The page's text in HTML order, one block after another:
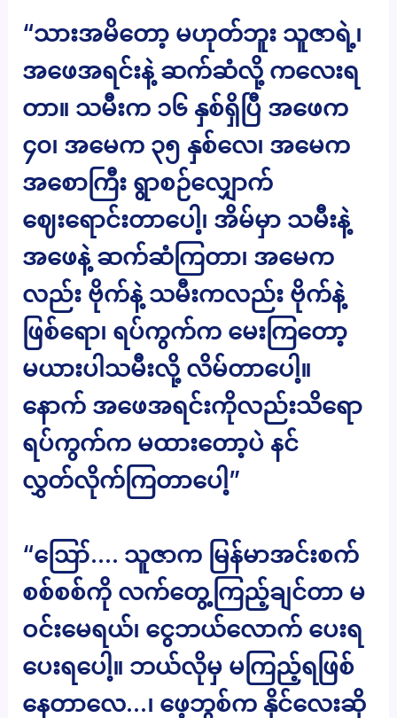
“သားအမိတော့ မဟုတ်ဘူး သူဇာရဲ့၊
အဖေအရင်းနဲ့ ဆက်ဆံလို့ ကလေးရ
တာ။ သမီးက ၁၆ နှစ်ရှိပြီ အဖေက
၄၀၊ အမေက ၃၅ နှစ်လေ၊ အမေက
အစောကြီး ရွာစဉ်လျှောက်
ဈေးရောင်းတာပေါ့၊ အိမ်မှာ သမီးနဲ့
အဖေနဲ့ ဆက်ဆံကြတာ၊ အမေက
လည်း ဗိုက်နဲ့ သမီးကလည်း ဗိုက်နဲ့
ဖြစ်ရော၊ ရပ်ကွက်က မေးကြတော့
မယားပါသမီးလို့ လိမ်တာပေါ့။
နောက် အဖေအရင်းကိုလည်းသိရော
ရပ်ကွက်က မထားတော့ပဲ နင်
လွှတ်လိုက်ကြတာပေါ့”
“ဪ…. သူဇာက မြန်မာအင်းစက်
စစ်စစ်ကို လက်တွေ့ကြည့်ချင်တာ မ
ဝင်းမေရယ်၊ ငွေဘယ်လောက် ပေးရ
ပေးရပေါ့။ ဘယ်လိုမှ မကြည့်ရဖြစ်
နေတာလေ…၊ ဖေ့ဘွစ်က နိုင်လေးဆို